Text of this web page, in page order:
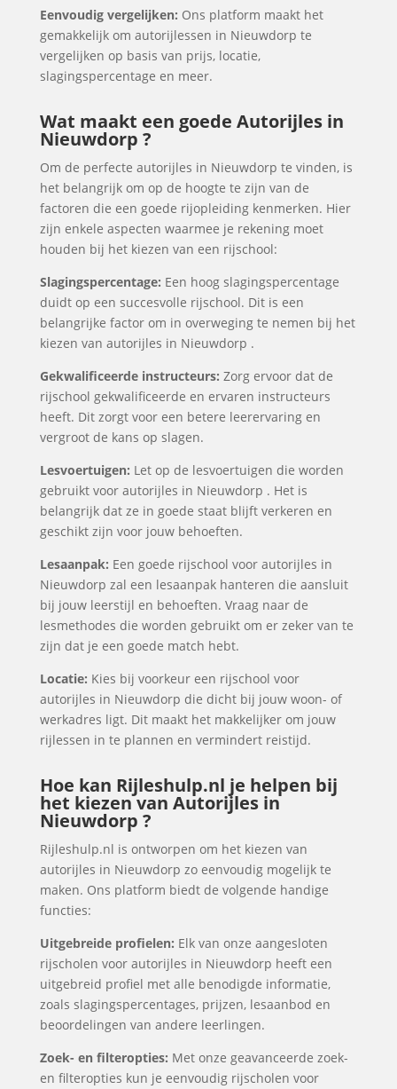
Eenvoudig vergelijken: Ons platform maakt het
gemakkelijk om autorijlessen in Nieuwdorp te
vergelijken op basis van prijs, locatie,
slagingspercentage en meer.
Wat maakt een goede Autorijles in
Nieuwdorp ?
Om de perfecte autorijles in Nieuwdorp te vinden, is
het belangrijk om op de hoogte te zijn van de
factoren die een goede rijopleiding kenmerken. Hier
zijn enkele aspecten waarmee je rekening moet
houden bij het kiezen van een rijschool:
Slagingspercentage: Een hoog slagingspercentage
duidt op een succesvolle rijschool. Dit is een
belangrijke factor om in overweging te nemen bij het
kiezen van autorijles in Nieuwdorp .
Gekwalificeerde instructeurs: Zorg ervoor dat de
rijschool gekwalificeerde en ervaren instructeurs
heeft. Dit zorgt voor een betere leerervaring en
vergroot de kans op slagen.
Lesvoertuigen: Let op de lesvoertuigen die worden
gebruikt voor autorijles in Nieuwdorp . Het is
belangrijk dat ze in goede staat blijft verkeren en
geschikt zijn voor jouw behoeften.
Lesaanpak: Een goede rijschool voor autorijles in
Nieuwdorp zal een lesaanpak hanteren die aansluit
bij jouw leerstijl en behoeften. Vraag naar de
lesmethodes die worden gebruikt om er zeker van te
zijn dat je een goede match hebt.
Locatie: Kies bij voorkeur een rijschool voor
autorijles in Nieuwdorp die dicht bij jouw woon- of
werkadres ligt. Dit maakt het makkelijker om jouw
rijlessen in te plannen en vermindert reistijd.
Hoe kan Rijleshulp.nl je helpen bij
het kiezen van Autorijles in
Nieuwdorp ?
Rijleshulp.nl is ontworpen om het kiezen van
autorijles in Nieuwdorp zo eenvoudig mogelijk te
maken. Ons platform biedt de volgende handige
functies:
Uitgebreide profielen: Elk van onze aangesloten
rijscholen voor autorijles in Nieuwdorp heeft een
uitgebreid profiel met alle benodigde informatie,
zoals slagingspercentages, prijzen, lesaanbod en
beoordelingen van andere leerlingen.
Zoek- en filteropties: Met onze geavanceerde zoek-
en filteropties kun je eenvoudig rijscholen voor